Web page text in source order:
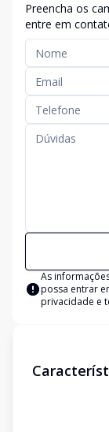
Preencha os
entre em
As
possa entrar
privacidade e